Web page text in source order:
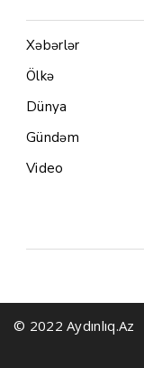
Xəbərlər
Ölkə
Dünya
Gündəm
Video
© 2022 Aydınlıq.Az